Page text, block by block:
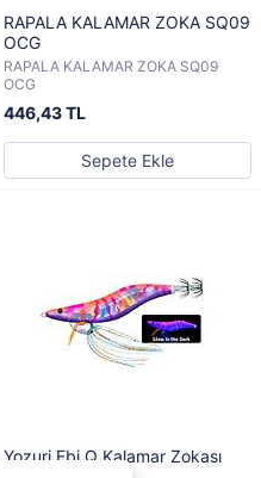
RAPALA KALAMAR ZOKA SQ09
OCG
RAPALA KALAMAR ZOKA SQ09
OCG
446,43 TL
Sepete Ekle
Yozuri Ebi Q Kalamar Zokası